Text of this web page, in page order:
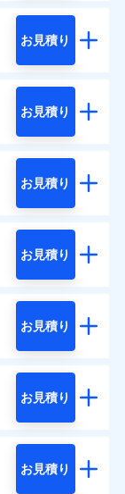
お見積り
お見積り
お見積り
お見積り
お見積り
お見積り
お見積り